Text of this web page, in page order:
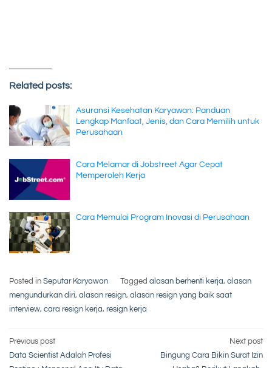
Related posts:
Asuransi Kesehatan Karyawan: Panduan
Lengkap Manfaat, Jenis, dan Cara Memilih untuk
Perusahaan
Cara Melamar di Jobstreet Agar Cepat
Memperoleh Kerja
Cara Memulai Program Inovasi di Perusahaan
Posted in Seputar Karyawan Tagged alasan berhenti kerja, alasan
mengundurkan diri, alasan resign, alasan resign yang baik saat
interview, cara resign kerja, resign kerja
Post
Previous post
Data Scientist Adalah Profesi
Next post
Bingung Cara Bikin Surat Izin